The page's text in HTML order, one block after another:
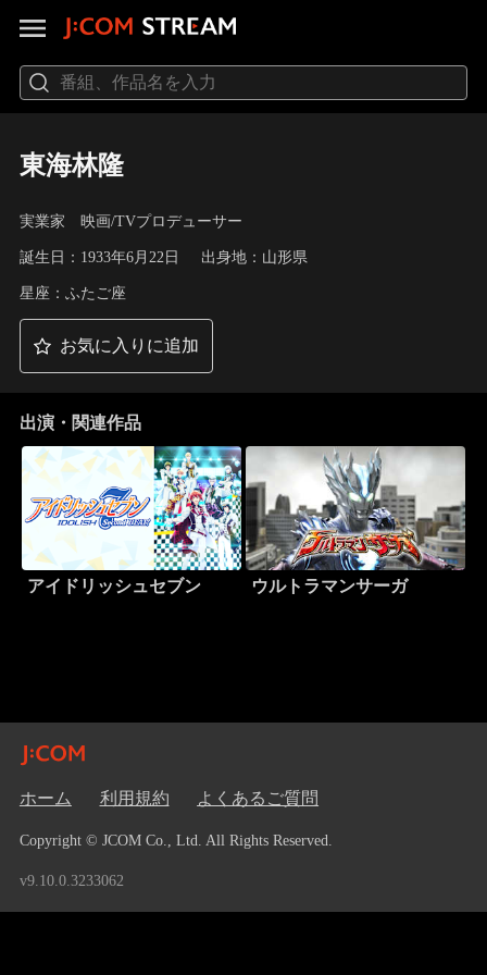
東海林隆
実業家 映画/TVプロデューサー
誕生日：1933年6月22日 出身地：山形県
星座：ふたご座
お気に入りに追加
出演・関連作品
アイドリッシュセブン ウルトラマンサーガ
ホーム 利用規約 よくあるご質問
Copyright © JCOM Co., Ltd. All Rights Reserved.
v9.10.0.3233062